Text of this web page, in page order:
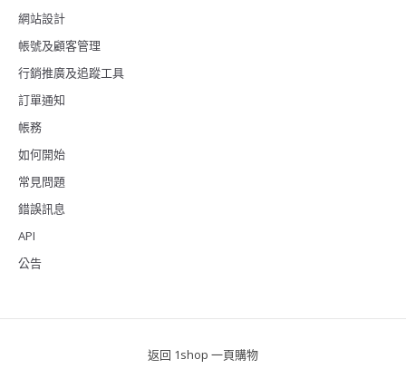
網站設計
帳號及顧客管理
行銷推廣及追蹤工具
訂單通知
帳務
如何開始
常見問題
錯誤訊息
API
公告
返回 1shop 一頁購物